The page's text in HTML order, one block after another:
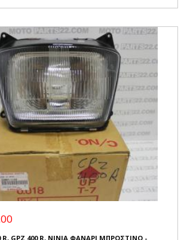
R, GPZ 400 R, NINJA ΦΑΝΑΡΙ ΜΠΡΟΣΤΙΝΟ -